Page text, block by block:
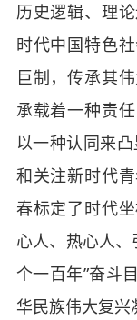
历史逻辑、理
时代中国特色
巨制，传承其
承载着一种责
以一种认同来
和关注新时代
春标定了时代
心人、热心人
个一百年”奋斗
华民族伟大复兴